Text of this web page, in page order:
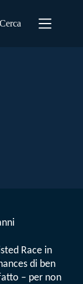
Cerca
Race in
di ben
– per non